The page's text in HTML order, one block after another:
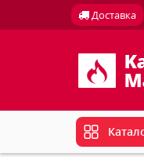
Доставка